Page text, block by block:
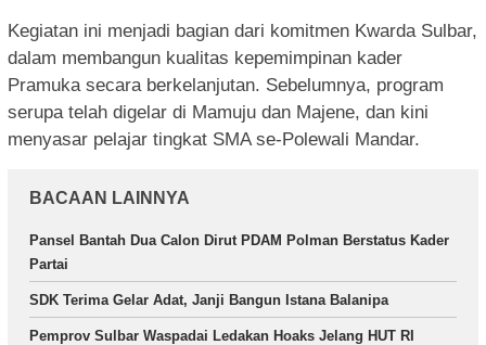
Kegiatan ini menjadi bagian dari komitmen Kwarda Sulbar,
dalam membangun kualitas kepemimpinan kader
Pramuka secara berkelanjutan. Sebelumnya, program
serupa telah digelar di Mamuju dan Majene, dan kini
menyasar pelajar tingkat SMA se-Polewali Mandar.
BACAAN LAINNYA
Pansel Bantah Dua Calon Dirut PDAM Polman Berstatus Kader
Partai
SDK Terima Gelar Adat, Janji Bangun Istana Balanipa
Pemprov Sulbar Waspadai Ledakan Hoaks Jelang HUT RI